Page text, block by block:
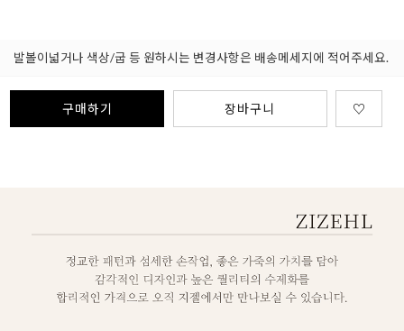
발볼이넓거나 색상/굽 등 원하시는 변경사항은 배송메세지에 적어주세요.
구매하기 장바구니 ♡